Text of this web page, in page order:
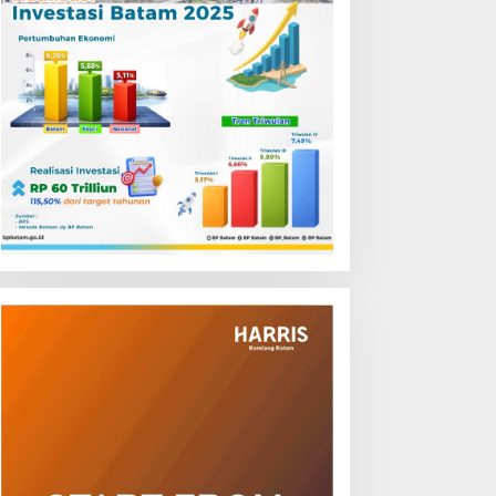
Bola Layanan Publik
Bintan, Ombudsman
Serap Keluhan Bansos
Solar Nelayan
RSBP Batam dan BPOM
Perkuat Sinergi Pengawasan
Distribusi Obat dan
Pelayanan Kefarmasian